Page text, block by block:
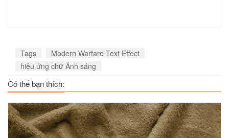
Tags
Modern Warfare Text Effect
hiệu ứng chữ Ánh sáng
Có thể bạn thích: